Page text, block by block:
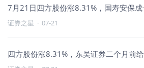
7月21日四方股份涨8.31%，国寿安保
证券之星 · 07-21
四方股份涨8.31%，东吴证券二个月前给